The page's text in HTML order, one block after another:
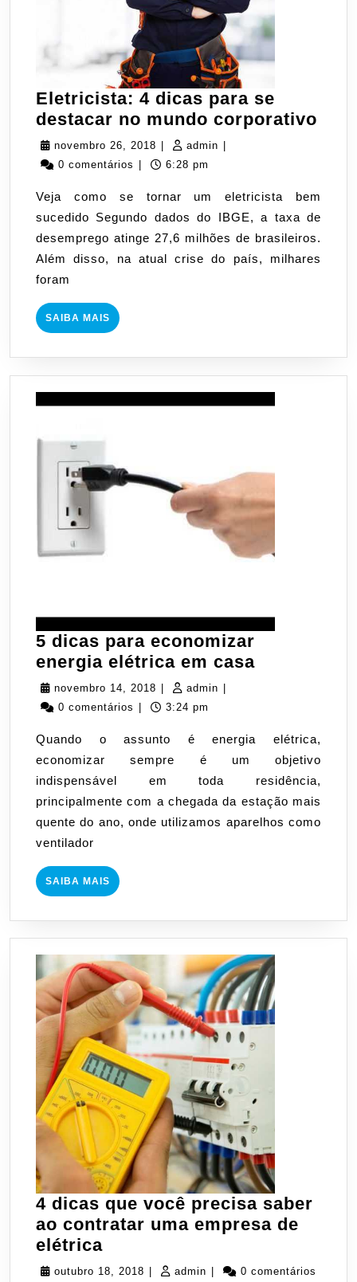
Eletricista: 4 dicas para se
destacar no mundo corporativo
se
no
novembro 26, 2018 novembro
26,
admin admin
0 comentários
6:28 pm
Veja como se tornar um eletricista bem
sucedido Segundo dados do IBGE, a taxa de
desemprego atinge 27,6 milhões de brasileiros.
Além disso, na atual crise do país, milhares
foram
SAIBA MAIS SAIBA
MAIS
5 dicas para economizar
energia elétrica em casa
energia
elétrica
em
casa
novembro 14, 2018 novembro
14,
| admin admin
|
0 comentários | 3:24 pm
Quando o assunto é energia elétrica,
economizar sempre é um objetivo
indispensável em toda residência,
principalmente com a chegada da estação mais
quente do ano, onde utilizamos aparelhos como
ventilador
SAIBA MAIS SAIBA
MAIS
4 dicas que você precisa saber
ao contratar uma empresa de
elétrica
dicas
outubro 18, 2018 outubro
| admin admin
| 0 comentários